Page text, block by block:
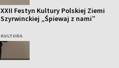
XXII Festyn Kultury Polskiej Ziemi
Szyrwinckiej „Śpiewaj z nami”
KULTURA